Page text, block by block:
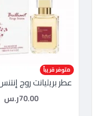
متوفر قريباً
عطر بريليانت روج إنتنس
70.00ر.س